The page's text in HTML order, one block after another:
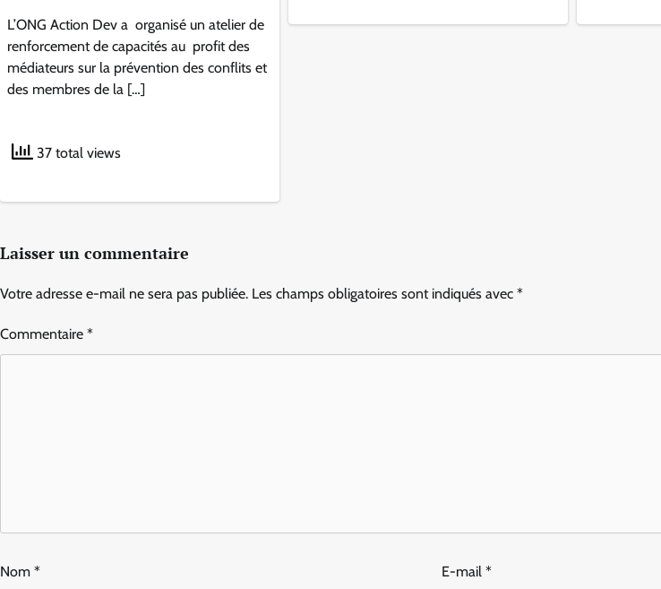
L’ONG Action Dev a organisé un atelier de
renforcement de capacités au profit des
médiateurs sur la prévention des conflits et
des membres de la […]
37 total views
Laisser un commentaire
Votre adresse e-mail ne sera pas publiée. Les champs obligatoires sont indiqués avec *
Commentaire *
Nom * E-mail *